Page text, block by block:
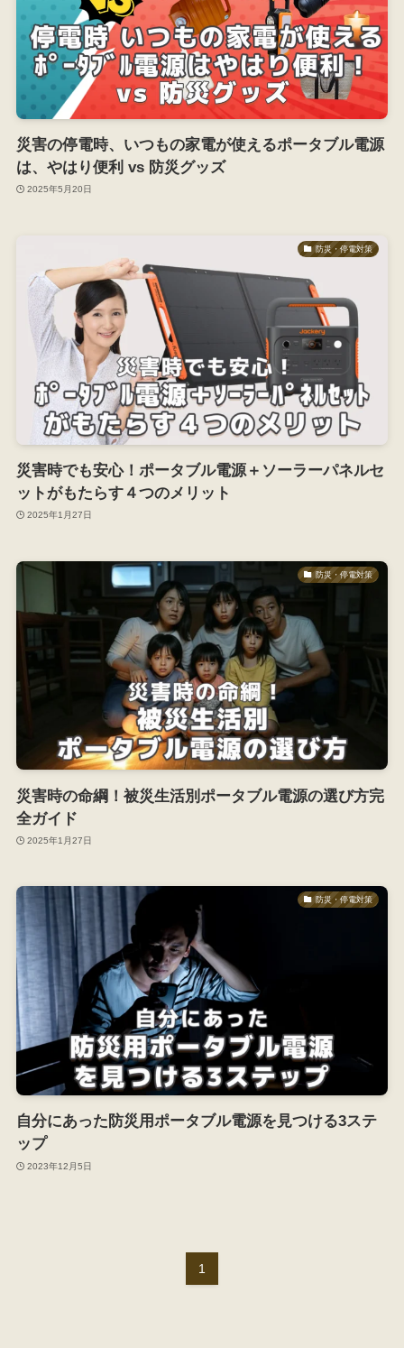
災害の停電時、いつもの家電が使えるポータブル電源
は、やはり便利 vs 防災グッズ
2025年5月20日
防災・停電対策
災害時でも安心！ポータブル電源＋ソーラーパネルセ
ットがもたらす４つのメリット
2025年1月27日
防災・停電対策
災害時の命綱！被災生活別ポータブル電源の選び方完
全ガイド
2025年1月27日
防災・停電対策
自分にあった防災用ポータブル電源を見つける3ステ
ップ
2023年12月5日
1